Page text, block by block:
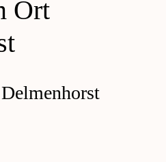
Ort